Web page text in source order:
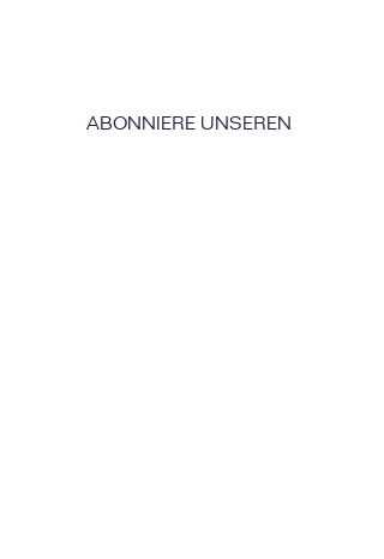
ABONNIERE UNSEREN